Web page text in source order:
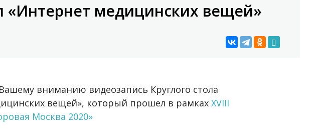
«Интернет медицинских вещей»
вниманию видеозапись Круглого стола
вещей», который прошел в рамках XVIII
Москва 2020»